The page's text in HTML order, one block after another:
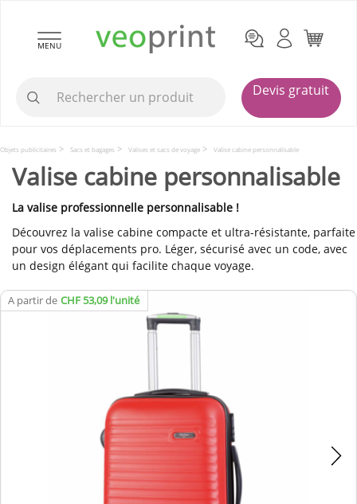
MENU
Devis gratuit
Objets publicitaires Sacs et bagages Valises et sacs de voyage Valise cabine personnalisable
Valise cabine personnalisable
La valise professionnelle personnalisable !
Découvrez la valise cabine compacte et ultra-résistante, parfaite
pour vos déplacements pro. Léger, sécurisé avec un code, avec
un design élégant qui facilite chaque voyage.
A partir de CHF 53,09 l'unité